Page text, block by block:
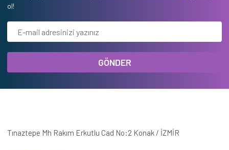
ol!
GÖNDER
Tınaztepe Mh Rakım Erkutlu Cad No:2 Konak / İZMİR